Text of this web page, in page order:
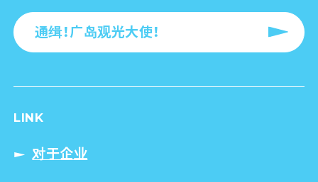
通缉！广岛观光大使！
LINK
对于企业